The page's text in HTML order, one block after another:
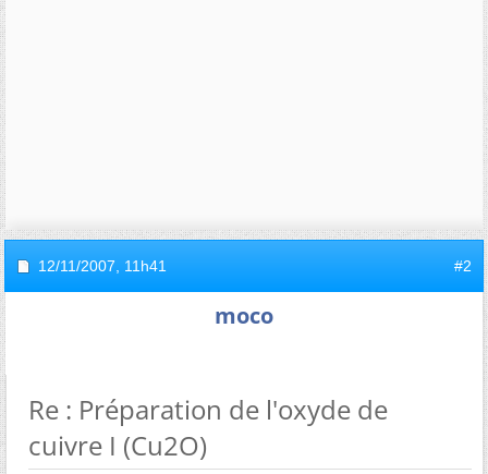
12/11/2007, 11h41 #2
moco
Re : Préparation de l'oxyde de
cuivre I (Cu2O)